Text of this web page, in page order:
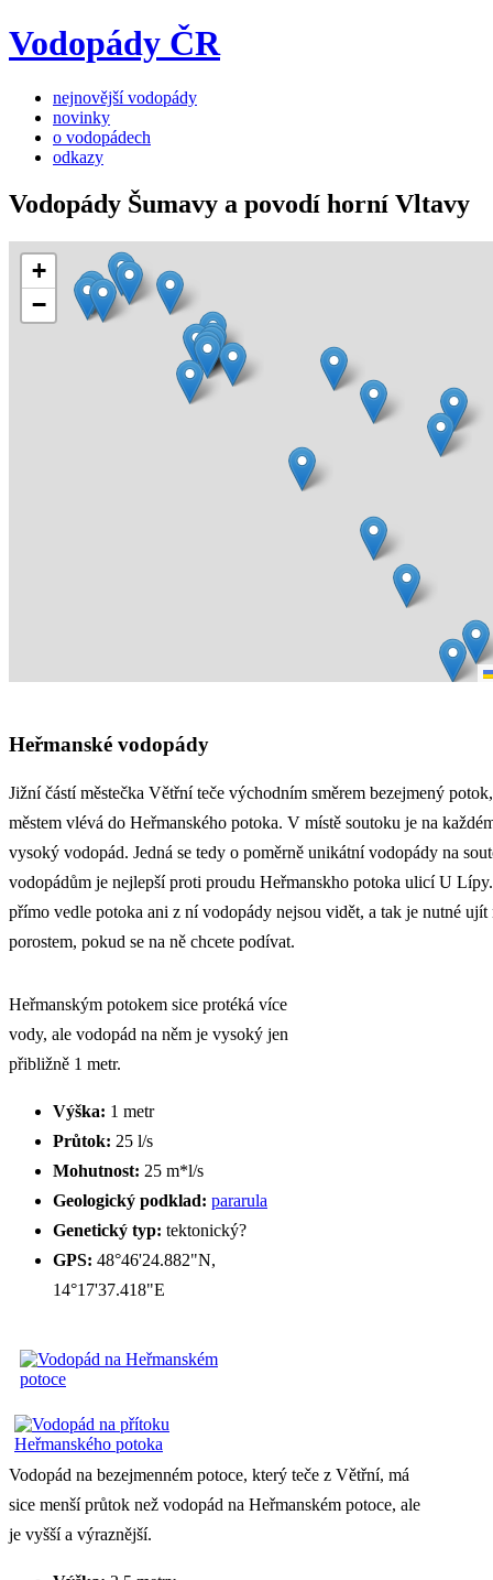
Vodopády ČR
nejnovější vodopády
novinky
o vodopádech
odkazy
Vodopády Šumavy a povodí horní Vltavy
+
−
Heřmanské vodopády
Jižní částí městečka Větřní teče východním směrem bezejmený
městem vlévá do Heřmanského potoka. V místě soutoku je na
vysoký vodopád. Jedná se tedy o poměrně unikátní vodopády na
vodopádům je nejlepší proti proudu Heřmanskho potoka ulicí U Lípy.
přímo vedle potoka ani z ní vodopády nejsou vidět, a tak je nutné
porostem, pokud se na ně chcete podívat.
Heřmanským potokem sice protéká více
vody, ale vodopád na něm je vysoký jen
přibližně 1 metr.
Výška: 1 metr
Průtok: 25 l/s
Mohutnost: 25 m*l/s
Geologický podklad: pararula
Genetický typ: tektonický?
GPS: 48°46'24.882"N,
14°17'37.418"E
Vodopád na bezejmenném potoce, který teče z Větřní, má
sice menší průtok než vodopád na Heřmanském potoce, ale
je vyšší a výraznější.